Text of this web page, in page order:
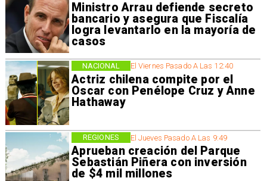
Ministro Arrau defiende secreto
bancario y asegura que Fiscalía
logra levantarlo en la mayoría de
casos
El Viernes Pasado A Las 12:40
Actriz chilena compite por el
Oscar con Penélope Cruz y Anne
Hathaway
NACIONAL
El Jueves Pasado A Las 9:49
Aprueban creación del Parque
Sebastián Piñera con inversión
de $4 mil millones
REGIONES